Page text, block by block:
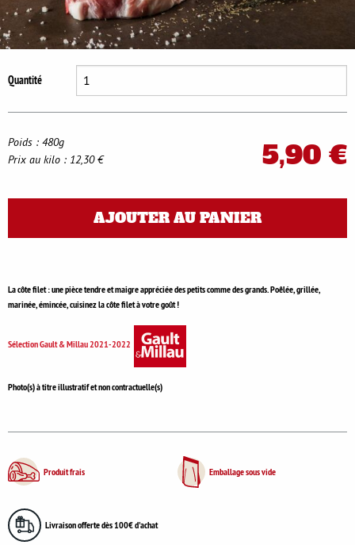
Quantité
5,90 €
Poids : 480g
Prix au kilo : 12,30 €
AJOUTER AU PANIER
La côte filet : une pièce tendre et maigre appréciée des petits comme des grands. Poêlée, grillée,
marinée, émincée, cuisinez la côte filet à votre goût !
Sélection Gault & Millau 2021-2022
Photo(s) à titre illustratif et non contractuelle(s)
Produit frais Emballage sous vide
Livraison offerte dès 100€ d'achat